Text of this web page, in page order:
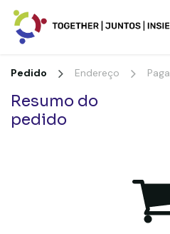
Pular para o conteúdo
Pedido Endereço
Resumo do
pedido